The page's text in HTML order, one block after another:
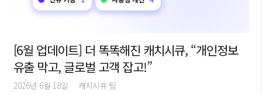
[6월 업데이트] 더 똑똑해진 캐치시큐, “개인정보
유출 막고, 글로벌 고객 잡고!”
2026년 6월 18일 캐치시큐 팀